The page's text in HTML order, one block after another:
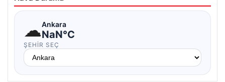
☁Ankara
NaN°C
ŞEHIR SEÇ